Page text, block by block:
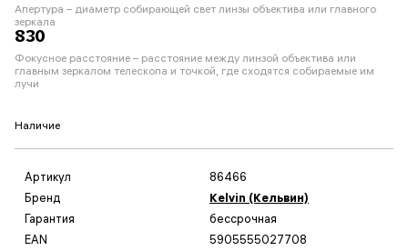
Апертура – диаметр собирающей свет линзы объектива или главного
зеркала
830
Фокусное расстояние – расстояние между линзой объектива или
главным зеркалом телескопа и точкой, где сходятся собираемые им
лучи
Наличие
Артикул
86466
Бренд
Kelvin (Кельвин)
Гарантия
бессрочная
EAN
5905555027708